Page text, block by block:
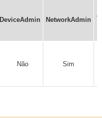
DeviceAdmin NetworkAdmin
Não Sim